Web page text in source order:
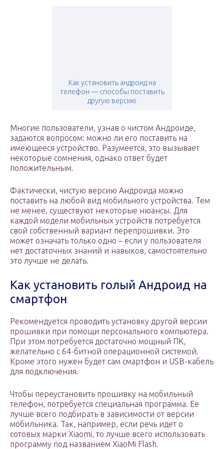
Как установить андроид на
телефон — способы поставить
другую версию
Многие пользователи, узнав о чистом Андроиде,
задаются вопросом: можно ли его поставить на
имеющееся устройство. Разумеется, это вызывает
некоторые сомнения, однако ответ будет
положительным.
Фактически, чистую версию Андроида можно
поставить на любой вид мобильного устройства. Тем
не менее, существуют некоторые нюансы. Для
каждой модели мобильных устройств потребуется
свой собственный вариант перепрошивки. Это
может означать только одно – если у пользователя
нет достаточных знаний и навыков, самостоятельно
это лучше не делать.
Как установить голый Андроид на
смартфон
Рекомендуется проводить установку другой версии
прошивки при помощи персонального компьютера.
При этом потребуется достаточно мощный ПК,
желательно с 64-битной операционной системой.
Кроме этого нужен будет сам смартфон и USB-кабель
для подключения.
Чтобы переустановить прошивку на мобильный
телефон, потребуется специальная программа. Ее
лучше всего подбирать в зависимости от версии
мобильника. Так, например, если речь идет о
сотовых марки Xiaomi, то лучше всего использовать
программу под названием XiaoMi Flash.